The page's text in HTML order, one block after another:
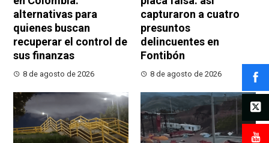
alternativas para
quienes buscan
recuperar el control de
sus finanzas
8 de agosto de 2026
capturaron a cuatro
presuntos
delincuentes en
Fontibón
8 de agosto de 2026